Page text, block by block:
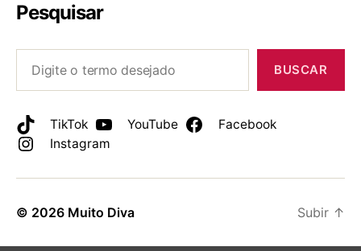
Pesquisar
BUSCAR
TikTok YouTube
Facebook
Instagram
© 2026 Muito Diva Subir ↑